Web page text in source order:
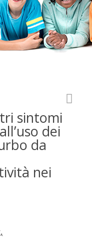
sintomi
dei
da
nei